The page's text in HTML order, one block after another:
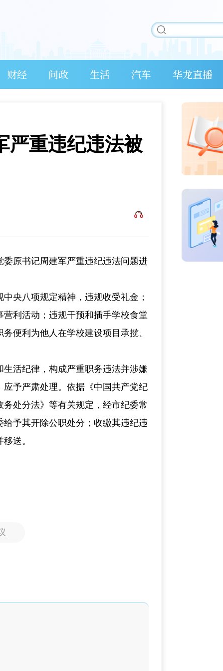
财经 问政 生活 汽车 华龙直播
严重违纪违法被
原书记周建军严重违纪违法问题进
央八项规定精神，违规收受礼金；
利活动；违规干预和插手学校食堂
便利为他人在学校建设项目承揽、
活纪律，构成严重职务违法并涉嫌
予严肃处理。依据《中国共产党纪
处分法》等有关规定，经市纪委常
予其开除公职处分；收缴其违纪违
送。